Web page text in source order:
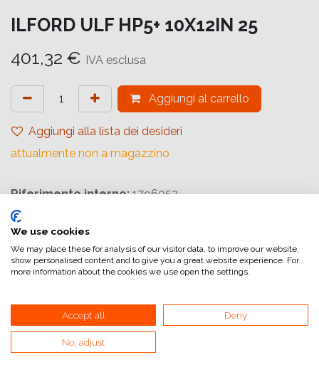
ILFORD ULF HP5+ 10X12IN 25
401,32 € IVA esclusa
Aggiungi al carrello
Aggiungi alla lista dei desideri
attualmente non a magazzino
Riferimento interno:1796052
Condizioni generali di vendita
Dati di fatturazione
We use cookies
We may place these for analysis of our visitor data, to improve our website,
show personalised content and to give you a great website experience. For
more information about the cookies we use open the settings.
Accept all Deny
No, adjust